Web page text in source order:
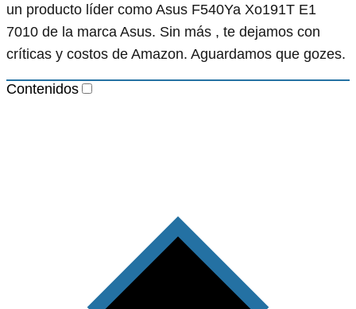
un producto líder como Asus F540Ya Xo191T E1
7010 de la marca Asus. Sin más , te dejamos con
críticas y costos de Amazon. Aguardamos que gozes.
Contenidos